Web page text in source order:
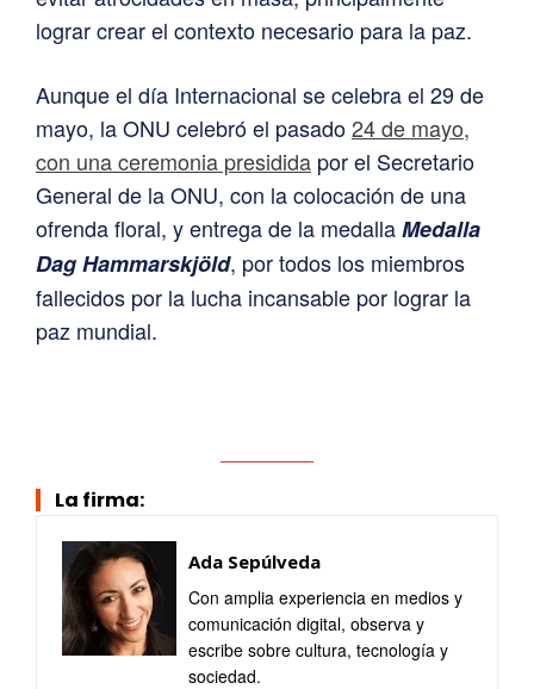
lograr crear el contexto necesario para la paz.
Aunque el día Internacional se celebra el 29 de
mayo, la ONU celebró el pasado24 de mayo,
con una ceremonia presidida por el Secretario
General de la ONU, con la colocación de una
ofrenda floral, y entrega de la medallaMedalla
Dag Hammarskjöld, por todos los miembros
fallecidos por la lucha incansable por lograr la
paz mundial.
La firma:
Ada Sepúlveda
Con amplia experiencia en medios y
comunicación digital, observa y
escribe sobre cultura, tecnología y
sociedad.